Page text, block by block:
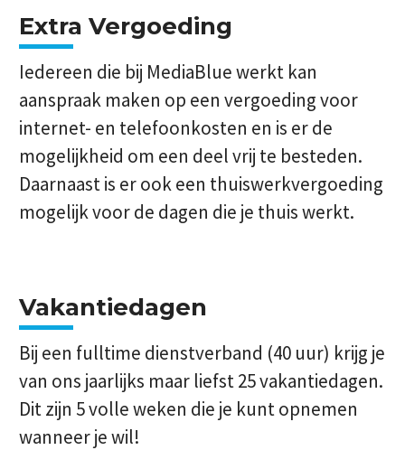
Extra Vergoeding
Iedereen die bij MediaBlue werkt kan
aanspraak maken op een vergoeding voor
internet- en telefoonkosten en is er de
mogelijkheid om een deel vrij te besteden.
Daarnaast is er ook een thuiswerkvergoeding
mogelijk voor de dagen die je thuis werkt.
Vakantiedagen
Bij een fulltime dienstverband (40 uur) krijg je
van ons jaarlijks maar liefst 25 vakantiedagen.
Dit zijn 5 volle weken die je kunt opnemen
wanneer je wil!